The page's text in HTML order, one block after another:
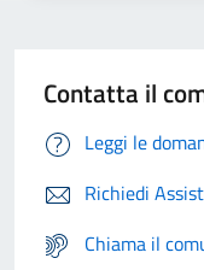
Contatta il
Leggi le
Richiedi
Chiama il